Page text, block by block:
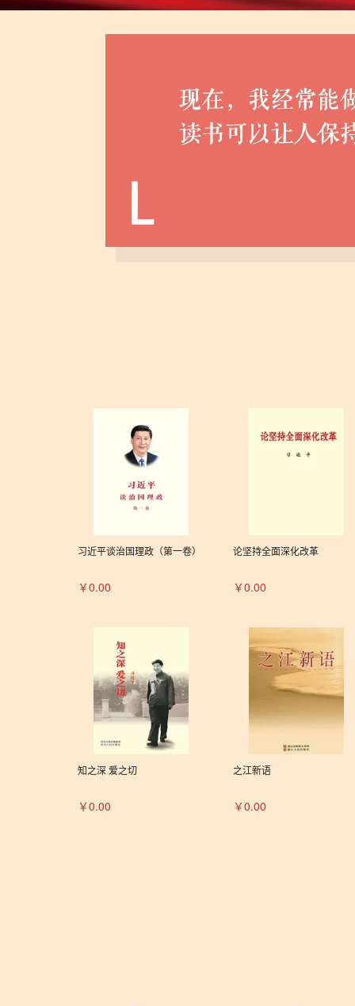
习近平谈治国理政（第一卷）
￥0.00
论坚持全面深化改革
￥0.00
知之深 爱之切
￥0.00
之江新语
￥0.00